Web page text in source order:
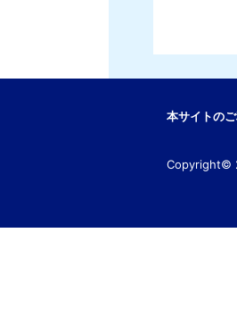
本サイトの
Copyright©